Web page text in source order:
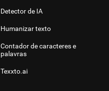
Detector de IA
Humanizar texto
Contador de caracteres e
palavras
Texxto.ai